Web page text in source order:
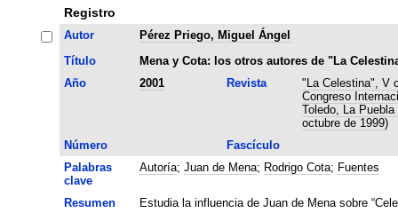
Registro
Autor
Pérez Priego, Miguel Ángel
Título
Mena y Cota: los otros autores de "La
Año
2001 Revista
"La Celestina", V
Congreso
Toledo, La
octubre de 1999)
Número
Fascículo
Palabras
clave
Autoría; Juan de Mena; Rodrigo Cota; Fuentes
Resumen
Estudia la influencia de Juan de Mena sobre